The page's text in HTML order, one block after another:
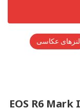
لنزهای عکاسی